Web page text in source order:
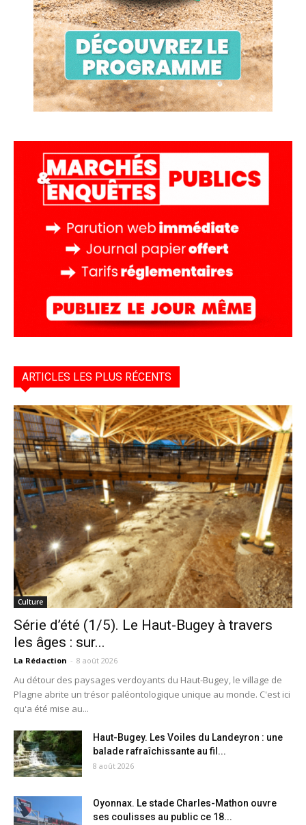
ARTICLES LES PLUS RÉCENTS
Culture
Série d’été (1/5). Le Haut-Bugey à travers
les âges : sur...
La Rédaction - 8 août 2026
Au détour des paysages verdoyants du Haut-Bugey, le village de
Plagne abrite un trésor paléontologique unique au monde. C'est ici
qu'a été mise au...
Haut-Bugey. Les Voiles du Landeyron : une
balade rafraîchissante au fil...
8 août 2026
Oyonnax. Le stade Charles-Mathon ouvre
ses coulisses au public ce 18...